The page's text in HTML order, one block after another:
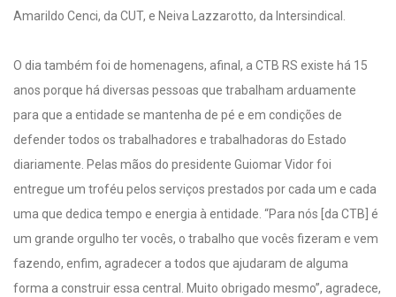
Amarildo Cenci, da CUT, e Neiva Lazzarotto, da Intersindical.
O dia também foi de homenagens, afinal, a CTB RS existe há 15
anos porque há diversas pessoas que trabalham arduamente
para que a entidade se mantenha de pé e em condições de
defender todos os trabalhadores e trabalhadoras do Estado
diariamente. Pelas mãos do presidente Guiomar Vidor foi
entregue um troféu pelos serviços prestados por cada um e cada
uma que dedica tempo e energia à entidade. “Para nós [da CTB] é
um grande orgulho ter vocês, o trabalho que vocês fizeram e vem
fazendo, enfim, agradecer a todos que ajudaram de alguma
forma a construir essa central. Muito obrigado mesmo”, agradece,